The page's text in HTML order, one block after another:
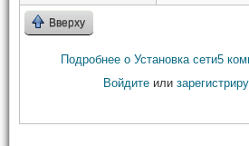
Вверху
Подробнее о Установка сети5
Войдите или